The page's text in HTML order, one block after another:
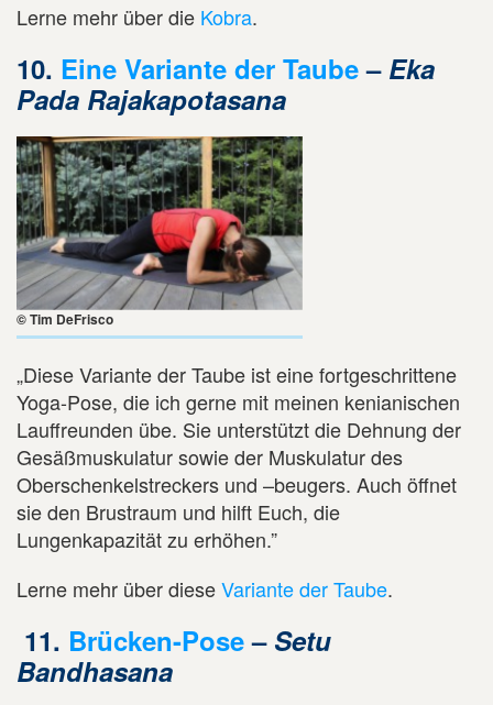
Lerne mehr über die Kobra.
10. Eine Variante der Taube– Eka
Pada Rajakapotasana
© Tim DeFrisco
„Diese Variante der Taube ist eine fortgeschrittene
Yoga-Pose, die ich gerne mit meinen kenianischen
Lauffreunden übe. Sie unterstützt die Dehnung der
Gesäßmuskulatur sowie der Muskulatur des
Oberschenkelstreckers und –beugers. Auch öffnet
sie den Brustraum und hilft Euch, die
Lungenkapazität zu erhöhen.”
Lerne mehr über dieseVariante der Taube.
11. Brücken-Pose– Setu
Bandhasana